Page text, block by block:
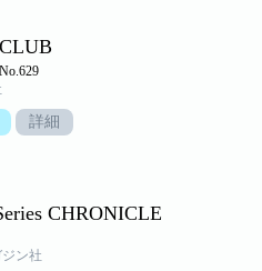
詳細
CHRONICLE
ン社